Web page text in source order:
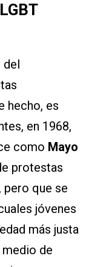
hecho, es
en 1968,
como Mayo
protestas
pero que se
jóvenes
más justa
de